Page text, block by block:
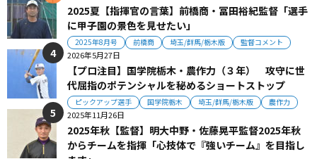
2025夏【指揮官の言葉】前橋商・冨田裕紀監督「選手
に甲子園の景色を見せたい」
2025年8月号 前橋商 埼玉/群馬/栃木版 監督コメント
2026年5月27日
【プロ注目】国学院栃木・農作力（３年） 攻守に世
代屈指のポテンシャルを秘めるショートストップ
ピックアップ選手 国学院栃木 埼玉/群馬/栃木版 農作力
2025年11月26日
2025年秋【監督】明大中野・佐藤晃平監督2025年秋
からチームを指揮「心技体で『強いチーム』を目指し